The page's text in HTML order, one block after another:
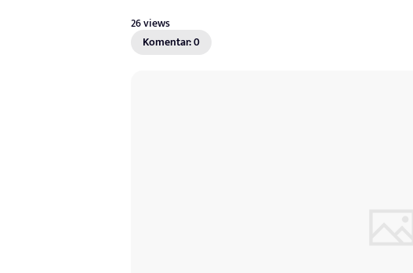
26 views
Komentar: 0